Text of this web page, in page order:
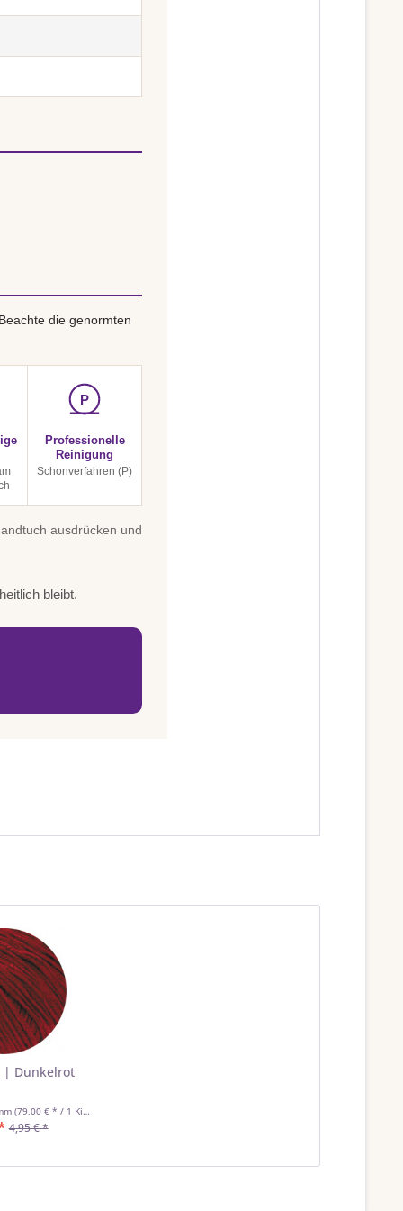
die genormten
P
Professionelle
Reinigung
Schonverfahren (P)
ausdrücken und
bleibt.
| Dunkelrot
(79,00 € * / 1 Kilogramm)
4,95 € *